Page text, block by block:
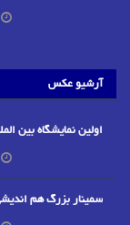
آرشیو عکس
سمینار بزرگ هم اندیشی